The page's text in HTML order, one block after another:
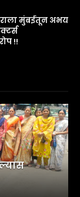
मुंबईतून अभय
!!